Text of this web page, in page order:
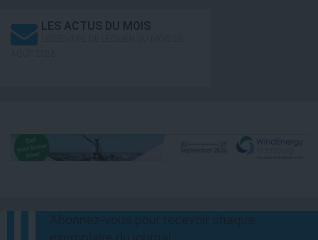
LES ACTUS DU MOIS